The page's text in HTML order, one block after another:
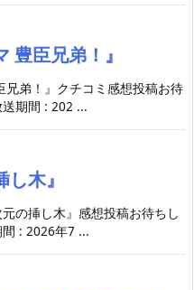
豊臣兄弟！』
兄弟！』クチコミ感想投稿お待
期間 : 202 ...
し木』
の挿し木』感想投稿お待ちし
: 2026年7 ...